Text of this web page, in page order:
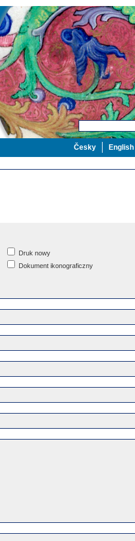
English
Česky
Druk nowy
Dokument ikonograficzny